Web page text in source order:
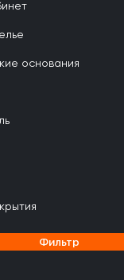
основания
Фильтр